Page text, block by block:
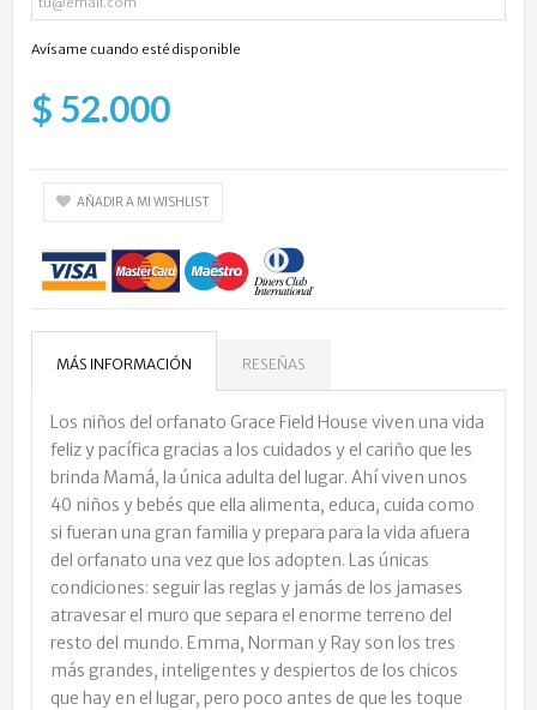
Avísame cuando esté disponible
$ 52.000
AÑADIR A MI WISHLIST
MÁS INFORMACIÓN RESEÑAS
Los niños del orfanato Grace Field House viven una vida
feliz y pacífica gracias a los cuidados y el cariño que les
brinda Mamá, la única adulta del lugar. Ahí viven unos
40 niños y bebés que ella alimenta, educa, cuida como
si fueran una gran familia y prepara para la vida afuera
del orfanato una vez que los adopten. Las únicas
condiciones: seguir las reglas y jamás de los jamases
atravesar el muro que separa el enorme terreno del
resto del mundo. Emma, Norman y Ray son los tres
más grandes, inteligentes y despiertos de los chicos
que hay en el lugar, pero poco antes de que les toque